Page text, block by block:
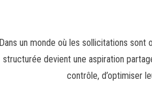
Dans un monde où les sollicitations
structurée devient une aspiration
contrôle, d’optimiser